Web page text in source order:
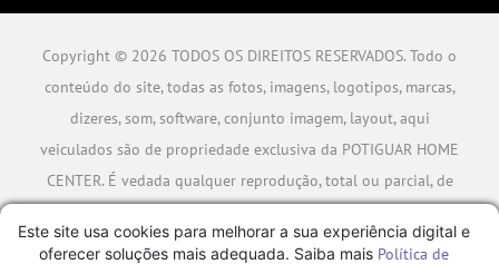
Copyright © 2026 TODOS OS DIREITOS RESERVADOS. Todo o
conteúdo do site, todas as fotos, imagens, logotipos, marcas,
dizeres, som, software, conjunto imagem, layout, aqui
veiculados são de propriedade exclusiva da POTIGUAR HOME
CENTER. É vedada qualquer reprodução, total ou parcial, de
A violação de qualquer direito mencionado implicará na
Este site usa cookies para melhorar a sua experiência digital e
oferecer soluções mais adequada. Saiba mais Política de